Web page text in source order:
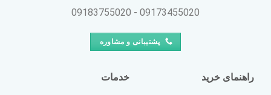
09173455020 - 09183755020
پشتیبانی و مشاوره
راهنمای خرید خدمات